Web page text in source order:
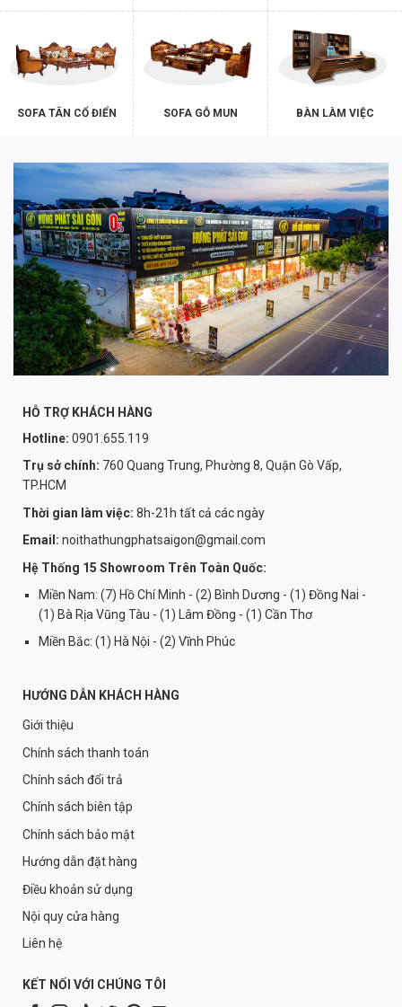
SOFA TÂN CỔ ĐIỂN SOFA GỖ MUN BÀN LÀM VIỆC
HỖ TRỢ KHÁCH HÀNG
Hotline: 0901.655.119
Trụ sở chính: 760 Quang Trung, Phường 8, Quận Gò Vấp,
TP.HCM
Thời gian làm việc: 8h-21h tất cả các ngày
Email: noithathungphatsaigon@gmail.com
Hệ Thống 15 Showroom Trên Toàn Quốc:
Miền Nam: (7) Hồ Chí Minh - (2) Bình Dương - (1) Đồng Nai -
(1) Bà Rịa Vũng Tàu - (1) Lâm Đồng - (1) Cần Thơ
Miền Bắc: (1) Hà Nội - (2) Vĩnh Phúc
HƯỚNG DẪN KHÁCH HÀNG
Giới thiệu
Chính sách thanh toán
Chính sách đổi trả
Chính sách biên tập
Chính sách bảo mật
Hướng dẫn đặt hàng
Điều khoản sử dụng
Nội quy cửa hàng
Liên hệ
KẾT NỐI VỚI CHÚNG TÔI